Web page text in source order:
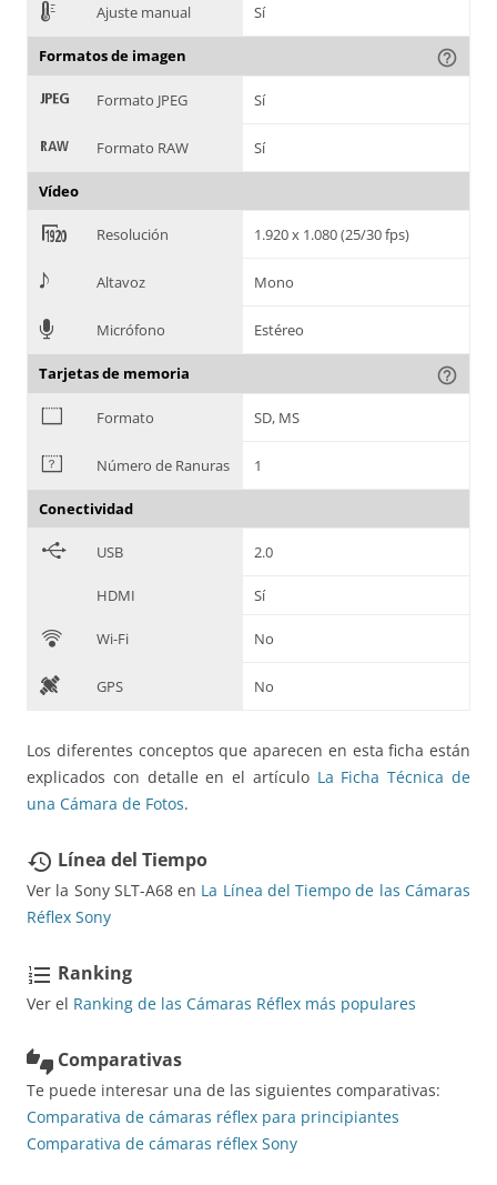
E Ajuste manual Sí
Formatos de imagen help_outline
: Formato JPEG Sí
; Formato RAW Sí
Vídeo
< Resolución 1.920 x 1.080 (25/30 fps)
> Altavoz Mono
= Micrófono Estéreo
Tarjetas de memoria help_outline
Formato SD, MS
@ Número de Ranuras 1
Conectividad
B USB 2.0
HDMI Sí
C Wi-Fi No
D GPS No
Los diferentes conceptos que aparecen en esta ficha están
explicados con detalle en el artículo La Ficha Técnica de
una Cámara de Fotos.
restore Línea del Tiempo
Ver la Sony SLT-A68 en La Línea del Tiempo de las Cámaras
Réflex Sony
format_list_numbered Ranking
Ver el Ranking de las Cámaras Réflex más populares
thumbs_up_down Comparativas
Te puede interesar una de las siguientes comparativas:
Comparativa de cámaras réflex para principiantes
Comparativa de cámaras réflex Sony